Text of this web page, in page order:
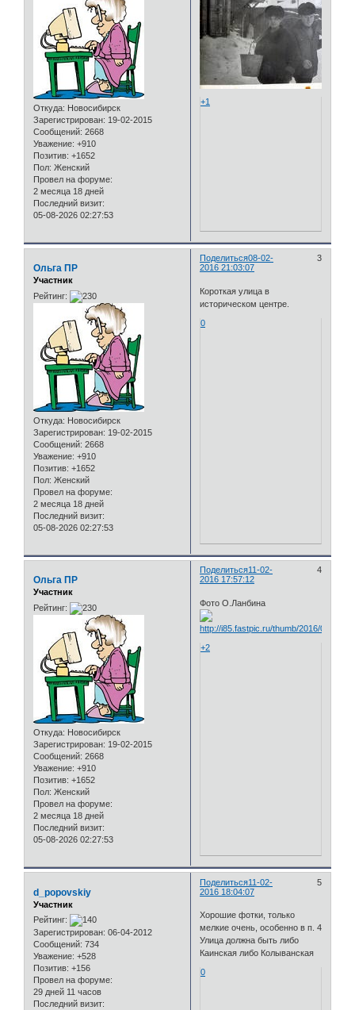
Откуда: Новосибирск
Зарегистрирован: 19-02-2015
Сообщений: 2668
Уважение: +910
Позитив: +1652
Пол: Женский
Провел на форуме:
2 месяца 18 дней
Последний визит:
05-08-2026 02:27:53
+1
Поделиться 3
08-02-
2016 21:03:07
Ольга ПР
Участник
Рейтинг:
Откуда: Новосибирск
Зарегистрирован: 19-02-2015
Сообщений: 2668
Уважение: +910
Позитив: +1652
Пол: Женский
Провел на форуме:
2 месяца 18 дней
Последний визит:
05-08-2026 02:27:53
Короткая улица в
историческом центре.
0
Поделиться 4
11-02-
2016 17:57:12
Ольга ПР
Участник
Рейтинг:
Откуда: Новосибирск
Зарегистрирован: 19-02-2015
Сообщений: 2668
Уважение: +910
Позитив: +1652
Пол: Женский
Провел на форуме:
2 месяца 18 дней
Последний визит:
05-08-2026 02:27:53
Фото О.Ланбина
+2
Поделиться 5
11-02-
2016 18:04:07
d_popovskiy
Участник
Рейтинг:
Зарегистрирован: 06-04-2012
Сообщений: 734
Уважение: +528
Позитив: +156
Провел на форуме:
29 дней 11 часов
Последний визит:
Хорошие фотки, только
мелкие очень, особенно в п. 4
Улица должна быть либо
Каинская либо Колыванская
0